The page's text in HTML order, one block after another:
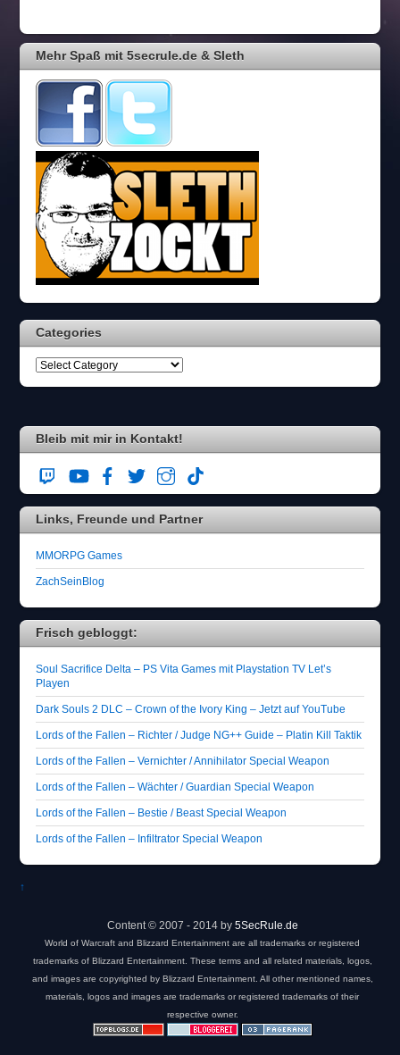
Mehr Spaß mit 5secrule.de & Sleth
Categories
Bleib mit mir in Kontakt!
Links, Freunde und Partner
MMORPG Games
ZachSeinBlog
Frisch gebloggt:
Soul Sacrifice Delta – PS Vita Games mit Playstation TV Let’s
Playen
Dark Souls 2 DLC – Crown of the Ivory King – Jetzt auf YouTube
Lords of the Fallen – Richter / Judge NG++ Guide – Platin Kill Taktik
Lords of the Fallen – Vernichter / Annihilator Special Weapon
Lords of the Fallen – Wächter / Guardian Special Weapon
Lords of the Fallen – Bestie / Beast Special Weapon
Lords of the Fallen – Infiltrator Special Weapon
↑
Content © 2007 - 2014 by 5SecRule.de
World of Warcraft and Blizzard Entertainment are all trademarks or registered
trademarks of Blizzard Entertainment. These terms and all related materials, logos,
and images are copyrighted by Blizzard Entertainment. All other mentioned names,
materials, logos and images are trademarks or registered trademarks of their
respective owner.